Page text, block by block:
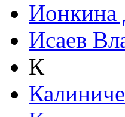
Ионкина
Исаев
К